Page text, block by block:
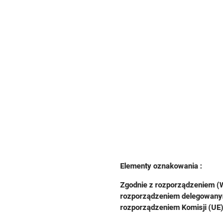
Elementy oznakowania :
Zgodnie z rozporządzeniem
rozporządzeniem
rozporządzeniem Komisji